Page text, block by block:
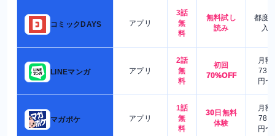
コミックDAYS アプリ
3話
無
料
無料試し
読み
都度
入
LINEマンガ アプリ
2話
無
料
初回
70%OFF
月額
730
円〜
マガポケ アプリ
1話
無
料
30日無料
体験
月額
780
円〜